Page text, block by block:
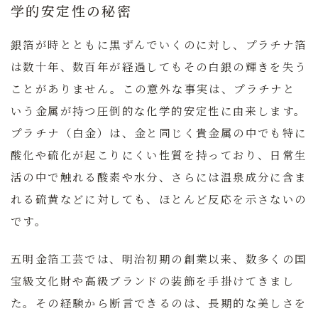
学的安定性の秘密
銀箔が時とともに黒ずんでいくのに対し、プラチナ箔
は数十年、数百年が経過してもその白銀の輝きを失う
ことがありません。この意外な事実は、プラチナと
いう金属が持つ圧倒的な化学的安定性 に由来します。
プラチナ（白金）は、金と同じく貴金属の中でも特に
酸化や硫化が起こりにくい性質を持っており、日常生
活の中で触れる酸素や水分、さらには温泉成分に含ま
れる硫黄などに対しても、ほとんど反応を示さないの
です。
五明金箔工芸では、明治初期の創業以来、数多くの国
宝級文化財や高級ブランドの装飾を手掛けてきまし
た。その経験から断言できるのは、長期的な美しさを